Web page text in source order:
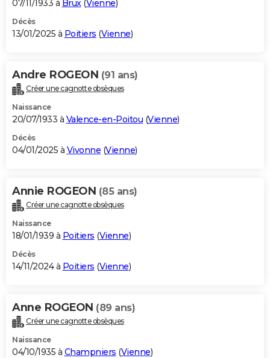
07/11/1933 à Brux(Vienne)
Décès
13/01/2025 à Poitiers (Vienne)
Andre ROGEON (91 ans)
Créer une cagnotte obsèques
Naissance
20/07/1933 à Valence-en-Poitou (Vienne)
Décès
04/01/2025 à Vivonne (Vienne)
Annie ROGEON (85 ans)
Créer une cagnotte obsèques
Naissance
18/01/1939 à Poitiers (Vienne)
Décès
14/11/2024 à Poitiers (Vienne)
Anne ROGEON (89 ans)
Créer une cagnotte obsèques
Naissance
04/10/1935 à Champniers (Vienne)